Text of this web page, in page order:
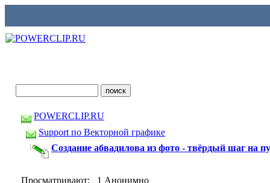
POWERCLIP.RU
Support по Векторной графике
Создание абвадилова из фото - твёрдый шаг на
Просматривают: 1 Анонимно